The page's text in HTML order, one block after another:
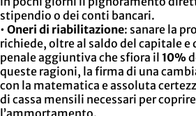
stipendio o dei conti bancari.
• Oneri di riabilitazione: sanare la
richiede, oltre al saldo del capitale e
penale aggiuntiva che sfiora il 10%
queste ragioni, la firma di una
con la matematica e assoluta
di cassa mensili necessari per
l’ammortamento.